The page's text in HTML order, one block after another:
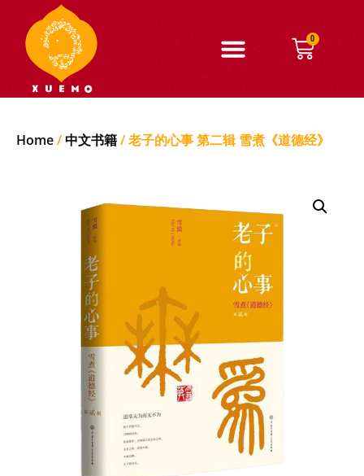
0
Home/中文书籍/ 老子的心事 第二辑 雪煮《道德经》